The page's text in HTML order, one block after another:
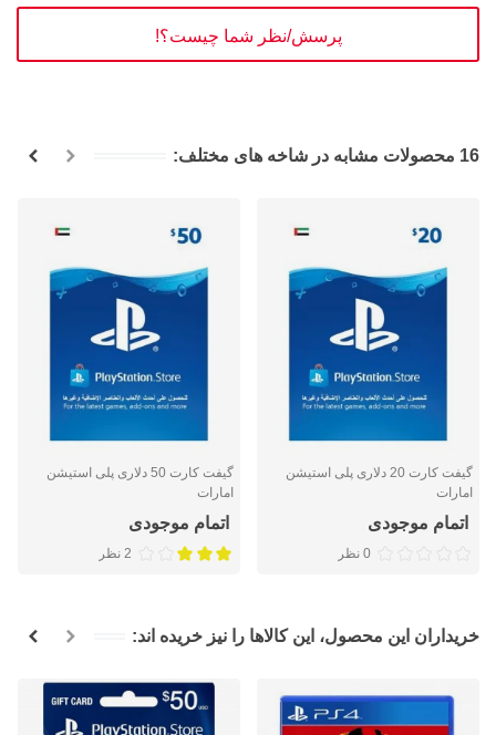
پرسش/نظر شما چیست؟!
16 محصولات مشابه در شاخه های مختلف:
گیفت کارت 20 دلاری پلی استیشن
امارات
اتمام موجودی
0 نظر
گیفت کارت 50 دلاری پلی استیشن
امارات
اتمام موجودی
2 نظر
خریداران این محصول، این کالاها را نیز خریده اند: